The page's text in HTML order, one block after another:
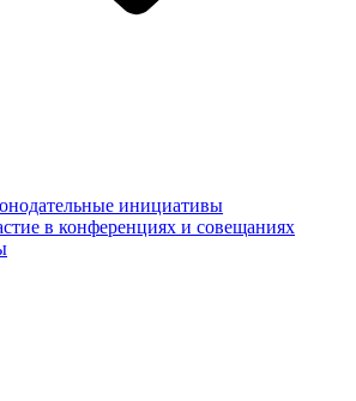
инициативы
в конференциях и совещаниях